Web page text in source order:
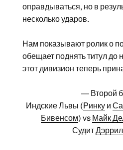
оправдываться, но в
несколько ударов.
Нам показывают ролик о
обещает поднять титул до
этот дивизион теперь
— Второй
Индские Львы (Ринку и
Бивенсом) vs Майк
Судит